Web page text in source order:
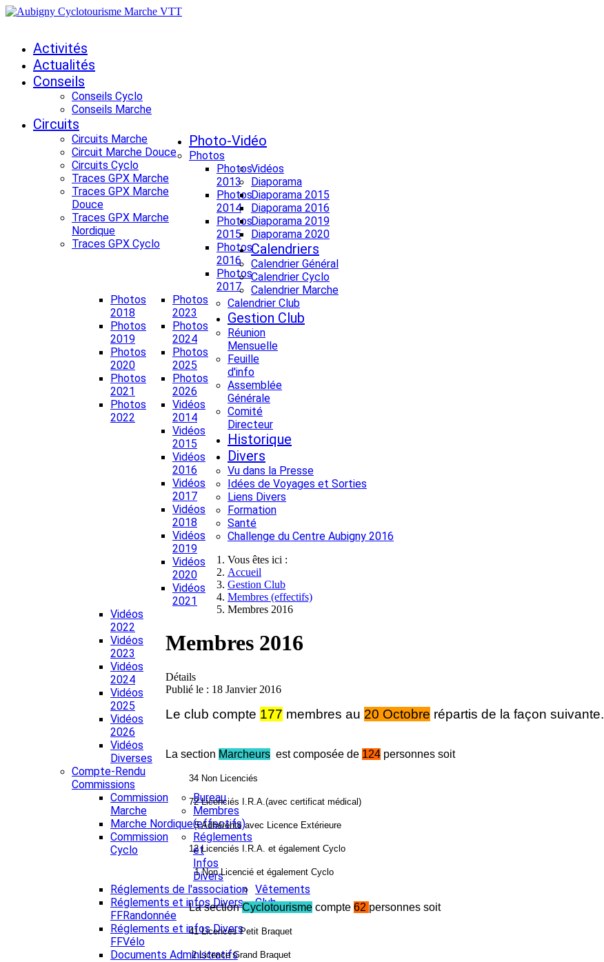
Activités
Actualités
Conseils
Conseils Cyclo
Conseils Marche
Circuits
Circuits Marche
Circuit Marche Douce
Circuits Cyclo
Traces GPX Marche
Traces GPX Marche
Douce
Traces GPX Marche
Nordique
Traces GPX Cyclo
Photo-Vidéo
Photos
Photos
2013
Photos
2014
Photos
2015
Photos
2016
Photos
2017
Photos
2018
Photos
2019
Photos
2020
Photos
2021
Photos
2022
Photos
2023
Photos
2024
Photos
2025
Photos
2026
Vidéos
Vidéos
2014
Vidéos
2015
Vidéos
2016
Vidéos
2017
Vidéos
2018
Vidéos
2019
Vidéos
2020
Vidéos
2021
Vidéos
2022
Vidéos
2023
Vidéos
2024
Vidéos
2025
Vidéos
2026
Vidéos
Diverses
Diaporama
Diaporama 2015
Diaporama 2016
Diaporama 2019
Diaporama 2020
Calendriers
Calendrier Général
Calendrier Cyclo
Calendrier Marche
Calendrier Club
Gestion Club
Réunion
Mensuelle
Feuille
d'info
Assemblée
Générale
Comité
Directeur
Compte-Rendu
Commissions
Commission
Marche
Marche Nordique
Commission
Cyclo
Bureau
Membres
(effectifs)
Réglements
et
Infos
Divers
Réglements de l'association
Réglements et infos Divers
FFRandonnée
Réglements et infos Divers
FFVélo
Documents Administratifs
Vêtements
Club
Historique
Divers
Vu dans la Presse
Idées de Voyages et Sorties
Liens Divers
Formation
Santé
Challenge du Centre Aubigny 2016
Vous êtes ici :
Accueil
Gestion Club
Membres (effectifs)
Membres 2016
Membres 2016
Détails
Publié le : 18 Janvier 2016
Le club compte 177 membres au 20 Octobre répartis de la façon suivante.
La section Marcheurs est composée de 124 personnes soit
34 Non Licenciés
72 Licenciés I.R.A.(avec certificat médical)
5 Adhérents avec Licence Extérieure
12 Licenciés I.R.A. et également Cyclo
1 Non Licencié et également Cyclo
La sectionCyclotourisme compte 62 personnes soit
41 Licences Petit Braquet
2 Licence Grand Braquet